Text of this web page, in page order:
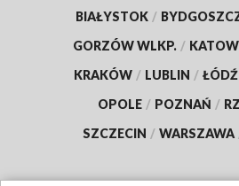
BIAŁYSTOK /
GORZÓW WLKP. /
KRAKÓW / LUBLIN / ŁÓDŹ
OPOLE / POZNAŃ /
SZCZECIN / WARSZAWA